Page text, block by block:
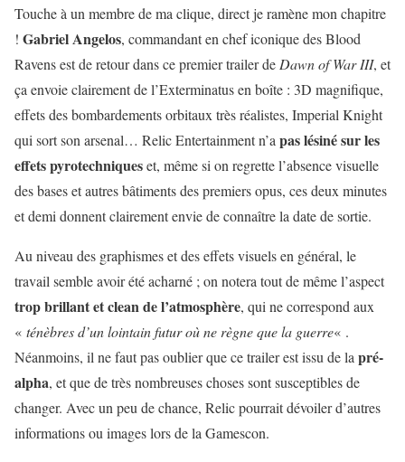
Touche à un membre de ma clique, direct je ramène mon chapitre
! Gabriel Angelos, commandant en chef iconique des Blood
Ravens est de retour dans ce premier trailer de Dawn of War III, et
ça envoie clairement de l’Exterminatus en boîte : 3D magnifique,
effets des bombardements orbitaux très réalistes, Imperial Knight
qui sort son arsenal… Relic Entertainment n’a pas lésiné sur les
effets pyrotechniqueset, même si on regrette l’absence visuelle
des bases et autres bâtiments des premiers opus, ces deux minutes
et demi donnent clairement envie de connaître la date de sortie.
Au niveau des graphismes et des effets visuels en général, le
travail semble avoir été acharné ; on notera tout de même l’aspect
trop brillant et clean de l’atmosphère, qui ne correspond aux
« ténèbres d’un lointain futur où ne règne que la guerre« .
Néanmoins, il ne faut pas oublier que ce trailer est issu de la pré-
alpha, et que de très nombreuses choses sont susceptibles de
changer. Avec un peu de chance, Relic pourrait dévoiler d’autres
informations ou images lors de la Gamescon.